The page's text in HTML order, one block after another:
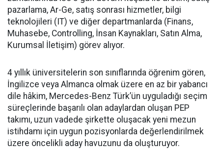
pazarlama, Ar-Ge, satış sonrası hizmetler, bilgi
teknolojileri (IT) ve diğer departmanlarda (Finans,
Muhasebe, Controlling, İnsan Kaynakları, Satın Alma,
Kurumsal İletişim) görev alıyor.
4 yıllık üniversitelerin son sınıflarında öğrenim gören,
İngilizce veya Almanca olmak üzere en az bir yabancı
dile hâkim, Mercedes-Benz Türk’ün uyguladığı seçim
süreçlerinde başarılı olan adaylardan oluşan PEP
takımı, uzun vadede şirkette oluşacak yeni mezun
istihdamı için uygun pozisyonlarda değerlendirilmek
üzere öncelikli aday havuzunu da oluşturuyor.